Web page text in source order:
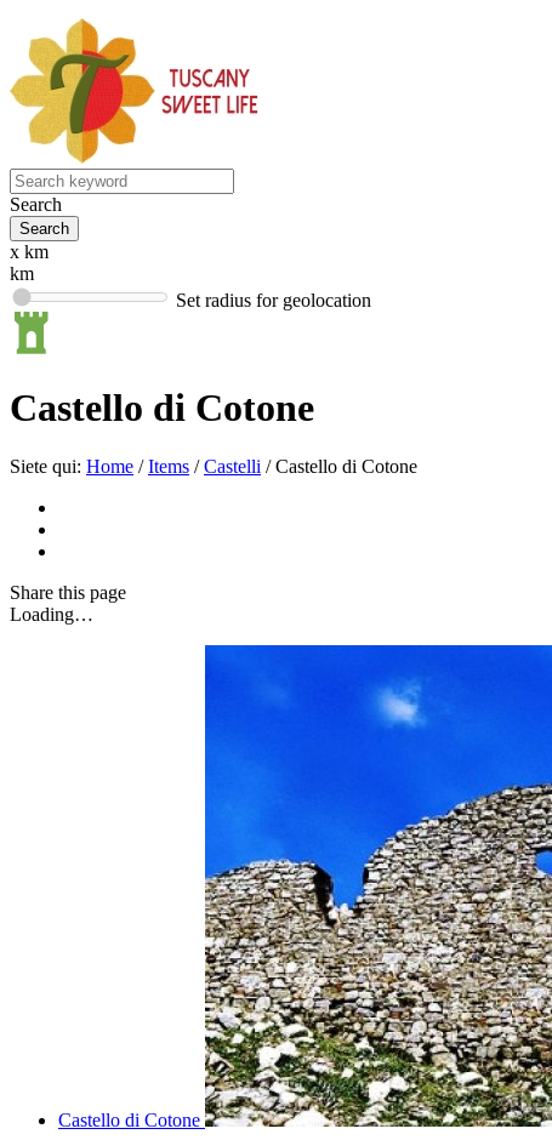
Search
x km
km
Set radius for geolocation
Castello di Cotone
Siete qui: Home / Items / Castelli / Castello di Cotone
Share this page
Loading…
Castello di Cotone